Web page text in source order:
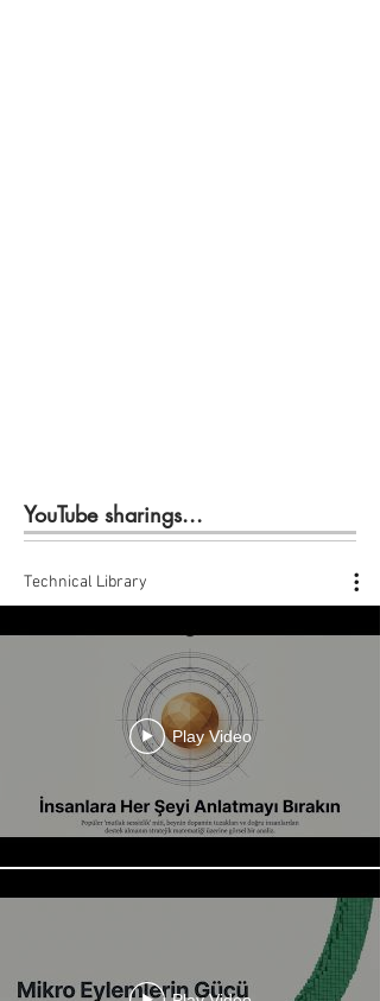
YouTube sharings...
Technical Library
Play Video